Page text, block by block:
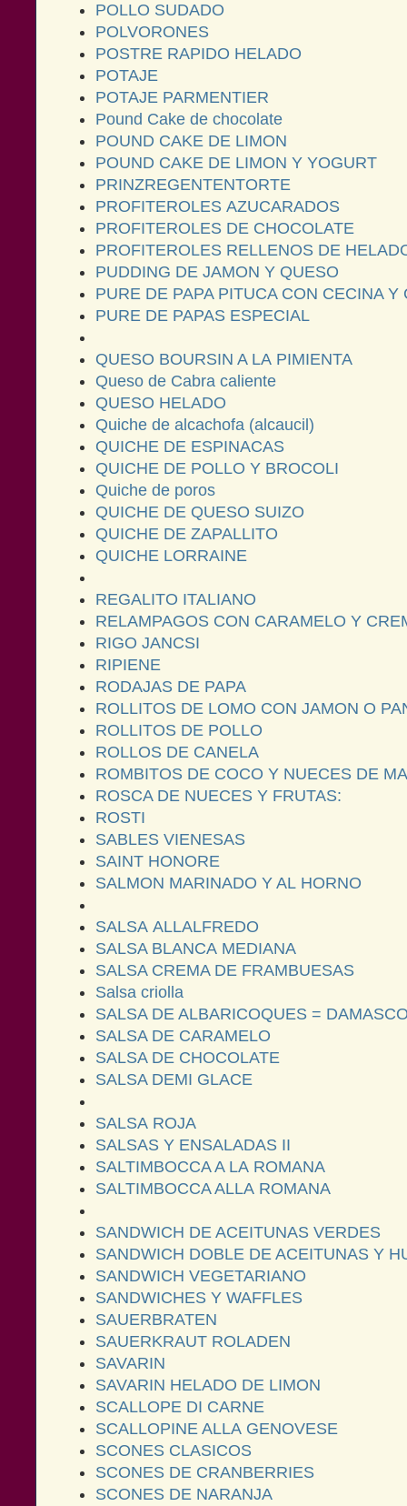
POLLO SUDADO
POLVORONES
POSTRE RAPIDO HELADO
POTAJE
POTAJE PARMENTIER
Pound Cake de chocolate
POUND CAKE DE LIMON
POUND CAKE DE LIMON Y YOGURT
PRINZREGENTENTORTE
PROFITEROLES AZUCARADOS
PROFITEROLES DE CHOCOLATE
PROFITEROLES RELLENOS DE
PUDDING DE JAMON Y QUESO
PURE DE PAPA PITUCA CON CECINA Y
PURE DE PAPAS ESPECIAL
QUESO BOURSIN A LA PIMIENTA
Queso de Cabra caliente
QUESO HELADO
Quiche de alcachofa (alcaucil)
QUICHE DE ESPINACAS
QUICHE DE POLLO Y BROCOLI
Quiche de poros
QUICHE DE QUESO SUIZO
QUICHE DE ZAPALLITO
QUICHE LORRAINE
REGALITO ITALIANO
RELAMPAGOS CON CARAMELO Y
RIGO JANCSI
RIPIENE
RODAJAS DE PAPA
ROLLITOS DE LOMO CON JAMON O
ROLLITOS DE POLLO
ROLLOS DE CANELA
ROMBITOS DE COCO Y NUECES DE
ROSCA DE NUECES Y FRUTAS:
ROSTI
SABLES VIENESAS
SAINT HONORE
SALMON MARINADO Y AL HORNO
SALSA ALLALFREDO
SALSA BLANCA MEDIANA
SALSA CREMA DE FRAMBUESAS
Salsa criolla
SALSA DE ALBARICOQUES =
SALSA DE CARAMELO
SALSA DE CHOCOLATE
SALSA DEMI GLACE
SALSA ROJA
SALSAS Y ENSALADAS II
SALTIMBOCCA A LA ROMANA
SALTIMBOCCA ALLA ROMANA
SANDWICH DE ACEITUNAS VERDES
SANDWICH DOBLE DE ACEITUNAS Y
SANDWICH VEGETARIANO
SANDWICHES Y WAFFLES
SAUERBRATEN
SAUERKRAUT ROLADEN
SAVARIN
SAVARIN HELADO DE LIMON
SCALLOPE DI CARNE
SCALLOPINE ALLA GENOVESE
SCONES CLASICOS
SCONES DE CRANBERRIES
SCONES DE NARANJA